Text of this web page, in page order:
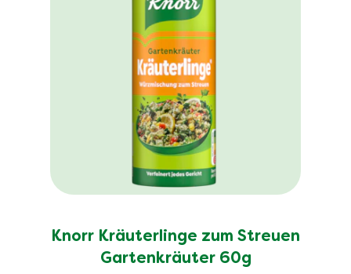
Knorr Kräuterlinge zum Streuen
Gartenkräuter 60g